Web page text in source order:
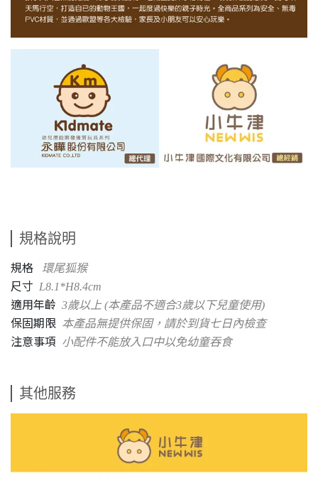
規格說明
規格 環尾狐猴
尺寸 L8.1*H8.4cm
適用年齡 3歲以上 (本產品不適合3歲以下兒童使用)
保固期限 本產品無提供保固，請於到貨七日內檢查
注意事項 小配件不能放入口中以免幼童吞食
其他服務